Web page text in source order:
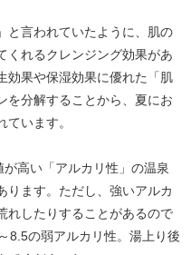
と言われていたように、肌の
くれるクレンジング効果があ
効果や保湿効果に優れた「肌
を分解することから、夏にお
います。
が高い「アルカリ性」の温泉
ります。ただし、強いアルカ
れしたりすることがあるので
8.5の弱アルカリ性。湯上り後